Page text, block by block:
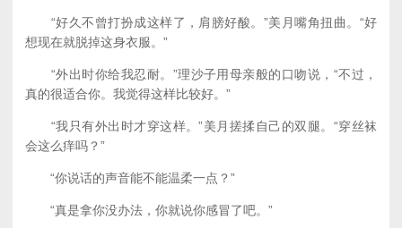
“好久不曾打扮成这样了，肩膀好酸。”美月嘴角扭曲。“好
想现在就脱掉这身衣服。”
“外出时你给我忍耐。”理沙子用母亲般的口吻说，“不过，
真的很适合你。我觉得这样比较好。”
“我只有外出时才穿这样。”美月搓揉自己的双腿。“穿丝袜
会这么痒吗？”
“你说话的声音能不能温柔一点？”
“真是拿你没办法，你就说你感冒了吧。”